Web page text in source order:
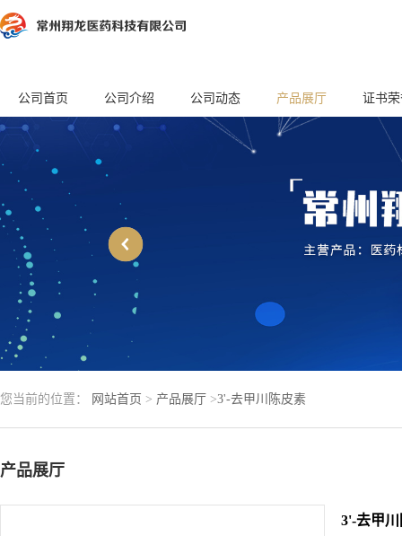
公司首页 公司介绍 公司动态 产品展厅 证书
您当前的位置： 网站首页 > 产品展厅 >3'-去甲川陈皮素
产品展厅
3'-去甲